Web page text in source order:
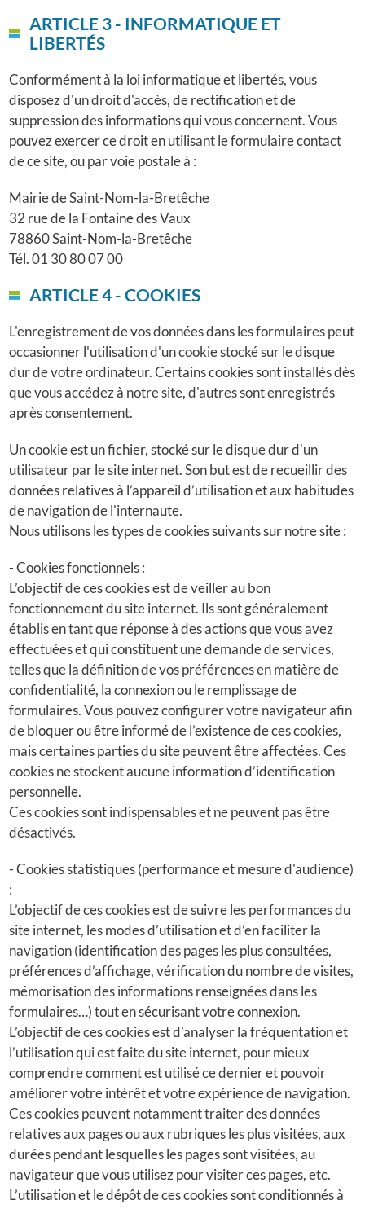
ARTICLE 3 - INFORMATIQUE ET
LIBERTÉS
Conformément à la loi informatique et libertés, vous
disposez d'un droit d'accès, de rectification et de
suppression des informations qui vous concernent. Vous
pouvez exercer ce droit en utilisant le formulaire contact
de ce site, ou par voie postale à :
Mairie de Saint-Nom-la-Bretêche
32 rue de la Fontaine des Vaux
78860 Saint-Nom-la-Bretêche
Tél. 01 30 80 07 00
ARTICLE 4 - COOKIES
L'enregistrement de vos données dans les formulaires peut
occasionner l'utilisation d'un cookie stocké sur le disque
dur de votre ordinateur. Certains cookies sont installés dès
que vous accédez à notre site, d'autres sont enregistrés
après consentement.
Un cookie est un fichier, stocké sur le disque dur d'un
utilisateur par le site internet. Son but est de recueillir des
données relatives à l’appareil d’utilisation et aux habitudes
de navigation de l'internaute.
Nous utilisons les types de cookies suivants sur notre site :
- Cookies fonctionnels :
L’objectif de ces cookies est de veiller au bon
fonctionnement du site internet. Ils sont généralement
établis en tant que réponse à des actions que vous avez
effectuées et qui constituent une demande de services,
telles que la définition de vos préférences en matière de
confidentialité, la connexion ou le remplissage de
formulaires. Vous pouvez configurer votre navigateur afin
de bloquer ou être informé de l’existence de ces cookies,
mais certaines parties du site peuvent être affectées. Ces
cookies ne stockent aucune information d’identification
personnelle.
Ces cookies sont indispensables et ne peuvent pas être
désactivés.
- Cookies statistiques (performance et mesure d'audience)
:
L’objectif de ces cookies est de suivre les performances du
site internet, les modes d’utilisation et d’en faciliter la
navigation (identification des pages les plus consultées,
préférences d’affichage, vérification du nombre de visites,
mémorisation des informations renseignées dans les
formulaires…) tout en sécurisant votre connexion.
L’objectif de ces cookies est d’analyser la fréquentation et
l’utilisation qui est faite du site internet, pour mieux
comprendre comment est utilisé ce dernier et pouvoir
améliorer votre intérêt et votre expérience de navigation.
Ces cookies peuvent notamment traiter des données
relatives aux pages ou aux rubriques les plus visitées, aux
durées pendant lesquelles les pages sont visitées, au
navigateur que vous utilisez pour visiter ces pages, etc.
L’utilisation et le dépôt de ces cookies sont conditionnés à